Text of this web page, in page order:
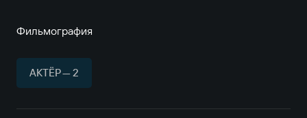
Фильмография
АКТЁР — 2